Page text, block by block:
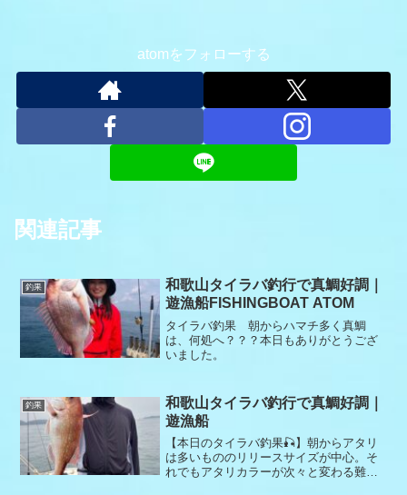
atomをフォローする
関連記事
釣果
和歌山タイラバ釣行で真鯛好調｜
遊漁船FISHINGBOAT ATOM
タイラバ釣果 朝からハマチ多く真鯛
は、何処へ？？？本日もありがとうござ
いました。
釣果
和歌山タイラバ釣行で真鯛好調｜
遊漁船
【本日のタイラバ釣果🎣】朝からアタリ
は多いもののリリースサイズが中心。そ
れでもアタリカラーが次々と変わる難し